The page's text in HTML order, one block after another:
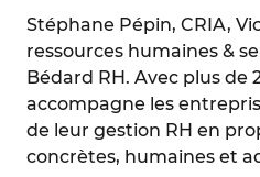
Stéphane Pépin, CRIA,
ressources humaines &
Bédard RH. Avec plus de
accompagne les
de leur gestion RH en
concrètes, humaines et